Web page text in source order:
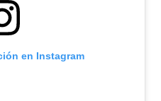
en Instagram